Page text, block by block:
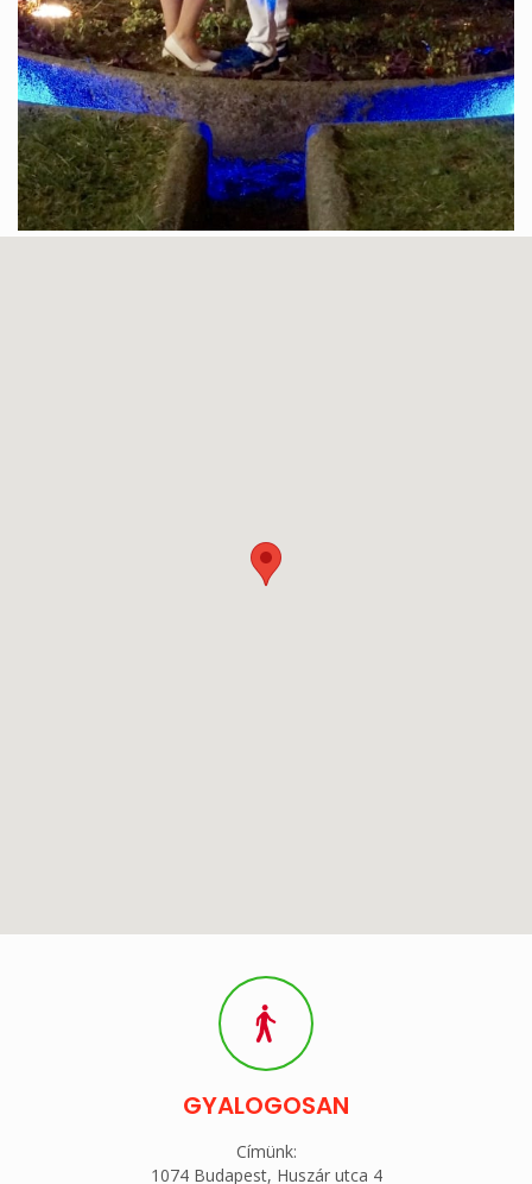
GYALOGOSAN
Címünk:
1074 Budapest, Huszár utca 4